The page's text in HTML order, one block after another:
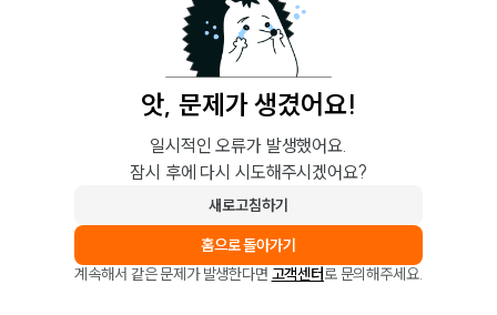
앗, 문제가 생겼어요!
일시적인 오류가 발생했어요.
잠시 후에 다시 시도해주시겠어요?
새로고침하기
홈으로 돌아가기
계속해서 같은 문제가 발생한다면 고객센터로 문의해주세요.